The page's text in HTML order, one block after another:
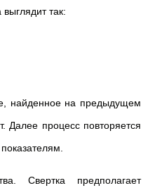
так:
найденное на предыдущем
Далее процесс повторяется
Свертка предполагает